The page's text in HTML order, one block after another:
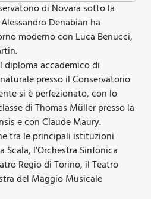
di Novara sotto la
Denabian ha
moderno con Luca Benucci,
diploma accademico di
presso il Conservatorio
si è perfezionato, con lo
di Thomas Müller presso la
e con Claude Maury.
tra le principali istituzioni
l’Orchestra Sinfonica
Regio di Torino, il Teatro
del Maggio Musicale